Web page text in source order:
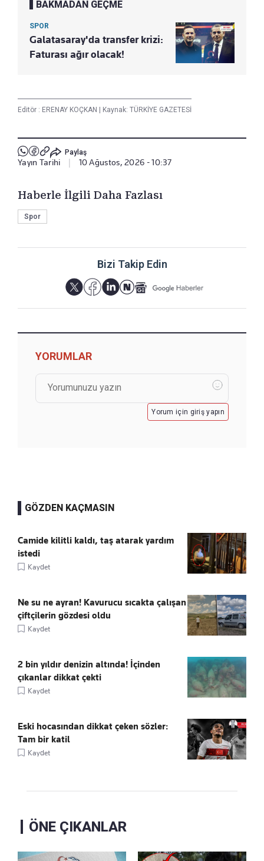
BAKMADAN GEÇME
SPOR
Galatasaray'da transfer krizi:
Faturası ağır olacak!
Editör : ERENAY KOÇKAN Kaynak: TÜRKİYE GAZETESİ
Paylaş
Yayın Tarihi 10 Ağustos, 2026 - 10:37
Haberle İlgili Daha Fazlası
Spor
Bizi Takip Edin
YORUMLAR
Yorum için giriş yapın
GÖZDEN KAÇMASIN
Camide kilitli kaldı, taş atarak yardım
istedi
Kaydet
Ne su ne ayran! Kavurucu sıcakta çalışan
çiftçilerin gözdesi oldu
Kaydet
2 bin yıldır denizin altında! İçinden
çıkanlar dikkat çekti
Kaydet
Eski hocasından dikkat çeken sözler:
Tam bir katil
Kaydet
ÖNE ÇIKANLAR